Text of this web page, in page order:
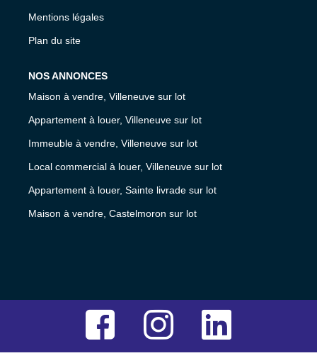
Mentions légales
Plan du site
NOS ANNONCES
Maison à vendre, Villeneuve sur lot
Appartement à louer, Villeneuve sur lot
Immeuble à vendre, Villeneuve sur lot
Local commercial à louer, Villeneuve sur lot
Appartement à louer, Sainte livrade sur lot
Maison à vendre, Castelmoron sur lot